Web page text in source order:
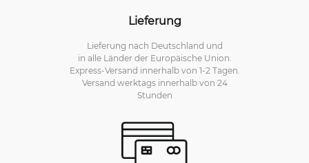
Lieferung
Lieferung nach Deutschland und
in alle Länder der Europäische Union.
Express-Versand innerhalb von 1-2 Tagen.
Versand werktags innerhalb von 24
Stunden